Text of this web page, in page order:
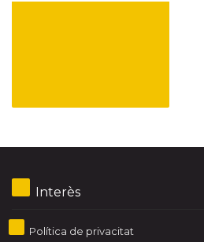
Interès
Política de privacitat